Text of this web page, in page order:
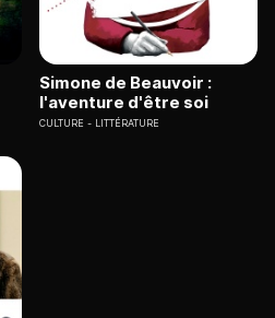
Simone de Beauvoir :
l'aventure d'être soi
CULTURE LITTÉRATURE